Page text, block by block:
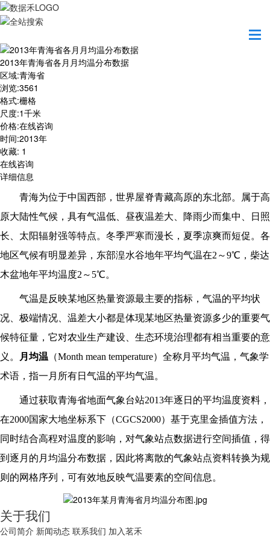
2013年青海省各月月均温分布数据
区域:青海省
浏览:3561
格式:栅格
尺度:1千米
价格:在线咨询
时间:2013年
收藏: 1
在线咨询
详细信息
青海为位于中国西部，世界屋脊青藏高原的东北部。属于高
原大陆性气候，具有气温低、昼夜温差大、降雨少而集中、日照
长、太阳辐射强等特点。冬季严寒而漫长，夏季凉爽而短促。各
地区气候有明显差异，东部湟水谷地年平均气温在2～9℃，柴达
木盆地年平均温度2～5℃。
气温是反映某地区热量资源最主要的指标，气温的平均状
况、极端情况、温差大小都是体现某地区热量资源多少的重要气
候特征量，它对农业生产建设、生态环境治理都有相当重要的意
义。
月均温 （Month mean temperature）全称月平均气温，气象学
术语，指一月所有日气温的平均气温。
通过获取青海省地面气象台站2013年逐日的平均温度资料，
在2000国家大地坐标系下（CGCS2000）基于克里金插值方法，
同时结合高程对温度的影响，对气象站点数据进行空间插值，得
到逐月的月均温分布数据，因此将离散的气象站点资料转换为规
则的网格序列，可有效地反映气温要素的空间信息。
关于我们
公司简介 新闻动态 联系我们 加入茗禾